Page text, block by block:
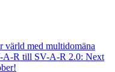
värld med multidomäna
A-R till SV-A-R 2.0: Next